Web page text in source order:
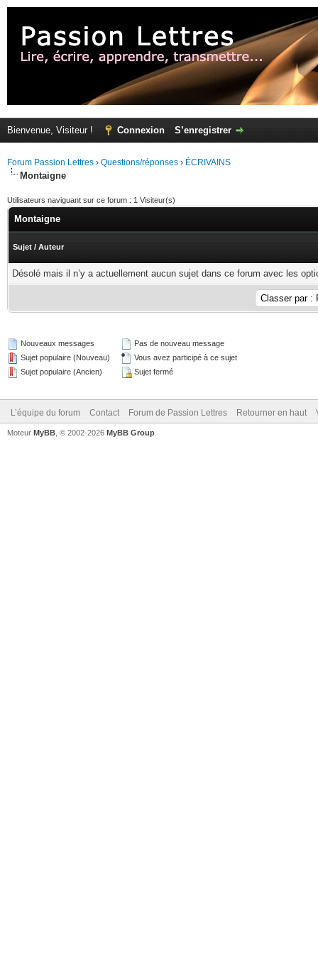
Bienvenue, Visiteur ! Connexion S’enregistrer
Forum Passion Lettres › Questions/réponses › ÉCRIVAINS
Montaigne
Utilisateurs naviguant sur ce forum : 1 Visiteur(s)
Montaigne
Sujet / Auteur
Désolé mais il n’y a actuellement aucun sujet dans ce forum avec les
Nouveaux messages
Sujet populaire (Nouveau)
Sujet populaire (Ancien)
Pas de nouveau message
Vous avez participé à ce sujet
Sujet fermé
L’équipe du forum Contact Forum de Passion Lettres Retourner en haut
Moteur MyBB , © 2002-2026 MyBB Group